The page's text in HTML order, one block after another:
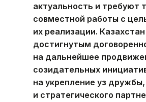
актуальность и требуют
совместной работы с
их реализации.
достигнутым
на дальнейшее
созидательных
на укрепление уз
и стратегического